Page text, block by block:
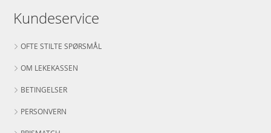
Kundeservice
OFTE STILTE SPØRSMÅL
OM LEKEKASSEN
BETINGELSER
PERSONVERN